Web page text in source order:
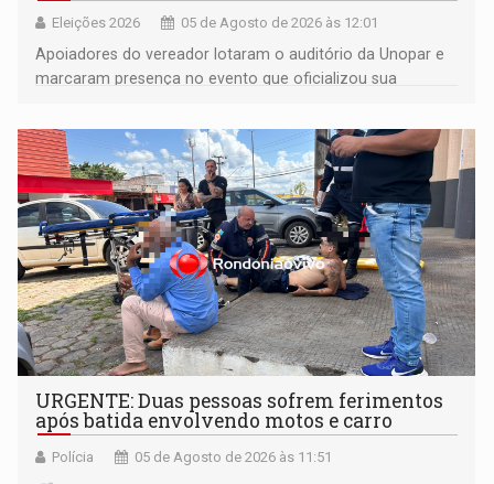
Eleições 2026 05 de Agosto de 2026 às 12:01
Apoiadores do vereador lotaram o auditório da Unopar e
marcaram presença no evento que oficializou sua
URGENTE: Duas pessoas sofrem ferimentos
após batida envolvendo motos e carro
Polícia 05 de Agosto de 2026 às 11:51